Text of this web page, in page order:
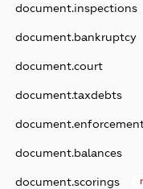
document.inspections
document.bankruptcy
document.court
document.taxdebts
document.balances
document.scorings